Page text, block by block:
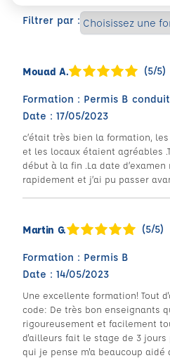
Filtrer par :
Mouad A. (5/5)
Formation : Permis B
Date : 17/05/2023
c’était très bien la formation,
et les locaux étaient agréables
début à la fin .La date d’examen
rapidement et j’ai pu passer
Martin G. (5/5)
Formation : Permis B
Date : 14/05/2023
Une excellente formation! Tout
code: De très bon enseignants
rigoureusement et facilement
d'ailleurs fait le stage de 3 jours
qui je pense m'a beaucoup aidé